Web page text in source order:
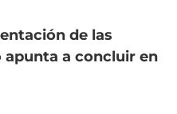
de las
apunta a concluir en